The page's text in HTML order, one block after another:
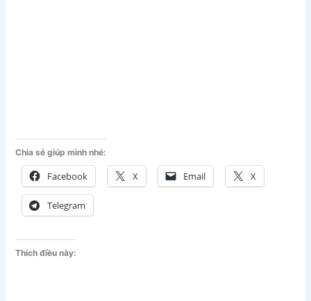
Chia sẻ giúp mình nhé:
Facebook X Email X
Telegram
Thích điều này: